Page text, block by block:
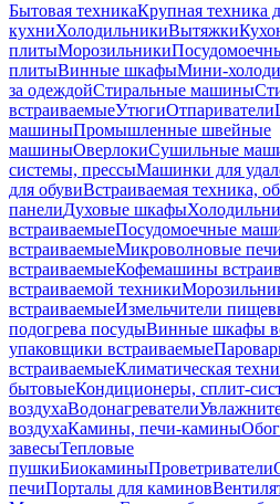
Бытовая техникаКрупная техника
кухниХолодильникиВытяжки
плитыМорозильники
плитыВинные шкафыМини-
за одеждойСтиральные машины
встраиваемыеУтюгиОтпариватели
машиныПромышленные швейные
машиныОверлокиСушильные
системы, прессыМашинки для
для обувиВстраиваемая техника,
панелиДуховые шкафы
встраиваемыеПосудомоечные
встраиваемыеМикроволновые печи
встраиваемыеКофемашины
встраиваемой техники
встраиваемыеИзмельчители
подогрева посудыВинные шкафы
упаковщики встраиваемые
встраиваемыеКлиматическая
бытовыеКондиционеры, сплит-
воздухаВодонагреватели
воздухаКамины, печи-камины
завесыТепловые
пушкиБиокаминыПроветриватели
печиПорталы для каминов